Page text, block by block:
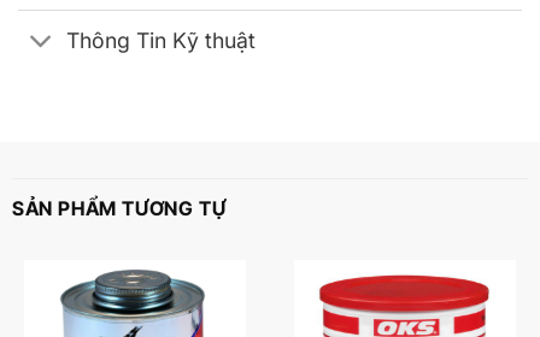
Thông Tin Kỹ thuật
SẢN PHẨM TƯƠNG TỰ